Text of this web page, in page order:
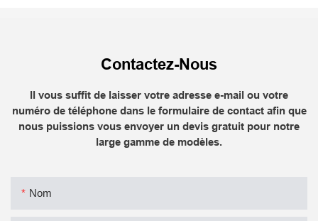
Contactez-Nous
Il vous suffit de laisser votre adresse e-mail ou votre
numéro de téléphone dans le formulaire de contact afin que
nous puissions vous envoyer un devis gratuit pour notre
large gamme de modèles.
Nom